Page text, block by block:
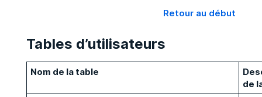
Retour au début
Tables d’utilisateurs
Nom de la table
de